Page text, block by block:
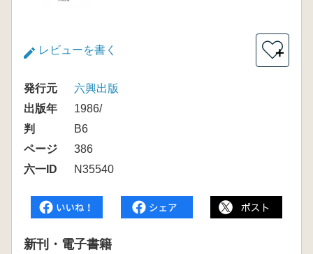
レビューを書く ＋
発行元
六興出版
出版年
1986/
判
B6
ページ
386
六一ID
N35540
新刊・電子書籍